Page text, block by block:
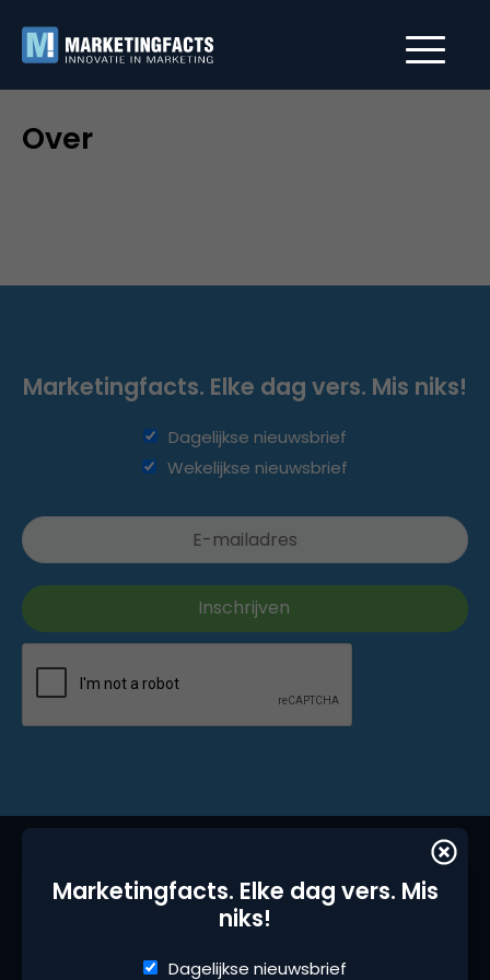
Over
Marketingfacts. Elke dag vers. Mis
niks!
Dagelijkse nieuwsbrief
Marketingfacts. Elke dag vers. Mis niks!
Dagelijkse nieuwsbrief
Wekelijkse nieuwsbrief